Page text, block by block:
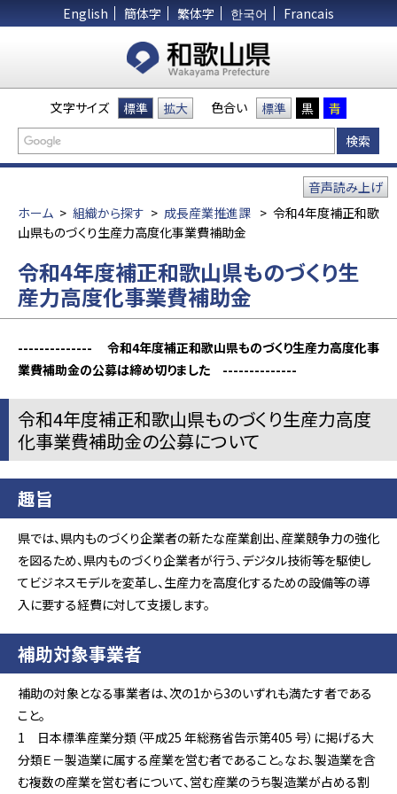
English 簡体字 繁体字 한국어 Francais
文字サイズ 標準 拡大 色合い 標準 黒 青
ホーム > 組織から探す > 成長産業推進課 > 令和4年度補正和歌
山県ものづくり生産力高度化事業費補助金
音声読み上げ
令和4年度補正和歌山県ものづくり生
産力高度化事業費補助金
-------------- 令和4年度補正和歌山県ものづくり生産力高度化事
業費補助金の公募は締め切りました --------------
令和4年度補正和歌山県ものづくり生産力高度
化事業費補助金の公募について
趣旨
県では、県内ものづくり企業者の新たな産業創出、産業競争力の強化
を図るため、県内ものづくり企業者が行う、デジタル技術等を駆使し
てビジネスモデルを変革し、生産力を高度化するための設備等の導
入に要する経費に対して支援します。
補助対象事業者
補助の対象となる事業者は、次の1から3のいずれも満たす者である
こと。
1 日本標準産業分類（平成25 年総務省告示第405 号）に掲げる大
分類Ｅ－製造業に属する産業を営む者であること。なお、製造業を含
む複数の産業を営む者について、営む産業のうち製造業が占める割